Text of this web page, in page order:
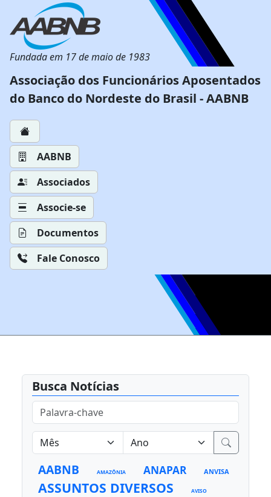
Fundada em 17 de maio de 1983
Associação dos Funcionários Aposentados
do Banco do Nordeste do Brasil - AABNB
AABNB
Associados
Associe-se
Documentos
Fale Conosco
Busca Notícias
AABNB AMAZÔNIA ANAPAR ANVISA
ASSUNTOS DIVERSOS AVISO